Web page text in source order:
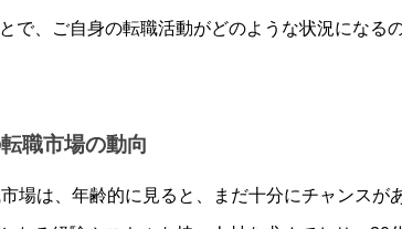
で、ご自身の転職活動がどのような状況になる
職市場の動向
場は、年齢的に見ると、まだ十分にチャンスが